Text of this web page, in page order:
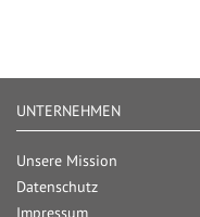
UNTERNEHMEN
Unsere Mission
Datenschutz
Impressum